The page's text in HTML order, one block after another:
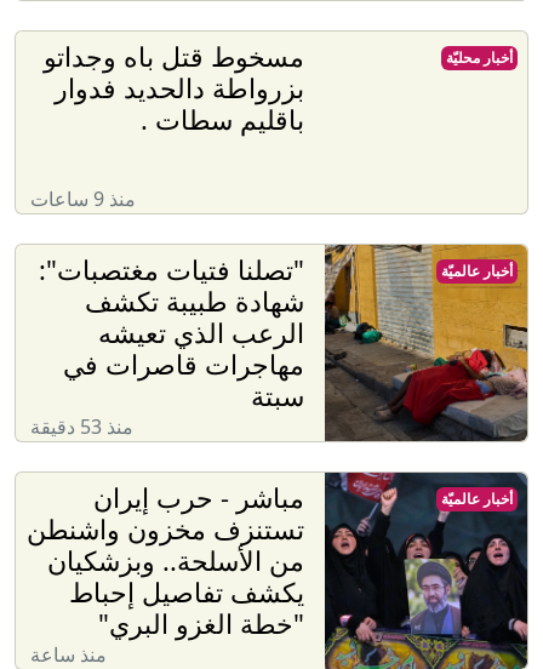
مسخوط قتل باه وجداتو
بزرواطة دالحديد فدوار
باقليم سطات .
منذ 9 ساعات
أخبار محليّة
"تصلنا فتيات مغتصبات":
شهادة طبيبة تكشف
الرعب الذي تعيشه
مهاجرات قاصرات في
سبتة
منذ 53 دقيقة
أخبار عالميّة
مباشر - حرب إيران
تستنزف مخزون واشنطن
من الأسلحة.. وبزشكيان
يكشف تفاصيل إحباط
"خطة الغزو البري"
منذ ساعة
أخبار عالميّة